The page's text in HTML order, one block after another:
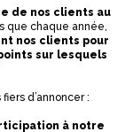
de nos clients au
que chaque année,
nos clients pour
sur lesquels
d’annoncer :
à notre